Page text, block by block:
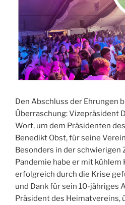
Den Abschluss der Ehrungen
Überraschung: Vizepräsident
Wort, um dem Präsidenten
Benedikt Obst, für seine
Besonders in der schwierigen
Pandemie habe er mit kühlem
erfolgreich durch die Krise
und Dank für sein 10-jähriges
Präsident des Heimatvereins,